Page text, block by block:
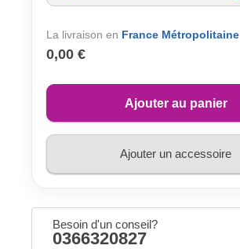
La livraison en France Métropolitaine
0,00 €
Ajouter au panier
Ajouter un accessoire
Besoin d'un conseil?
0366320827